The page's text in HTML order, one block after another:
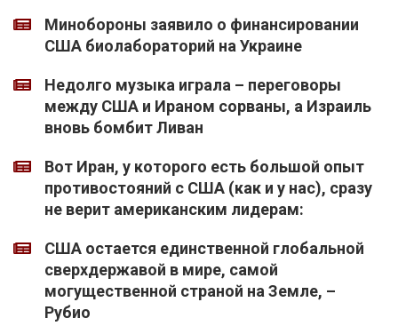
Минобороны заявило о финансировании
США биолабораторий на Украине
Недолго музыка играла – переговоры
между США и Ираном сорваны, а Израиль
вновь бомбит Ливан
Вот Иран, у которого есть большой опыт
противостояний с США (как и у нас), сразу
не верит американским лидерам:
США остается единственной глобальной
сверхдержавой в мире, самой
могущественной страной на Земле, –
Рубио